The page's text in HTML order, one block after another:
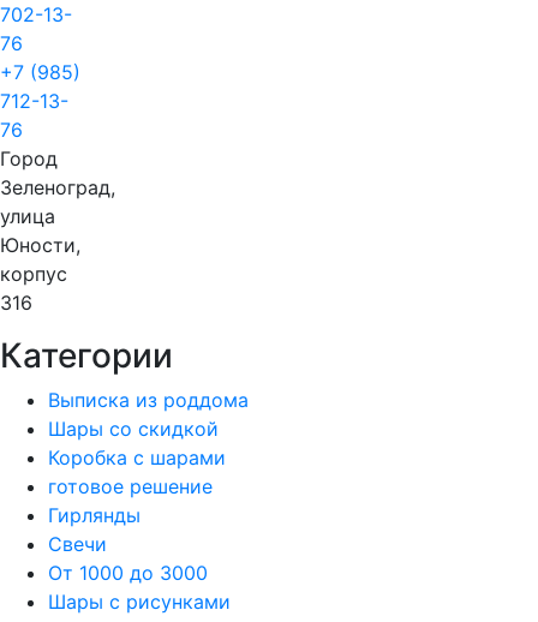
702-13-
76
+7 (985)
712-13-
76
Город
Зеленоград,
улица
Юности,
корпус
316
Категории
Выписка из роддома
Шары со скидкой
Коробка с шарами
готовое решение
Гирлянды
Свечи
От 1000 до 3000
Шары с рисунками